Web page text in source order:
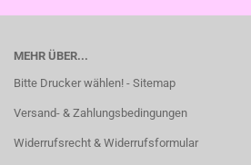
MEHR ÜBER...
Bitte Drucker wählen! - Sitemap
Versand- & Zahlungsbedingungen
Widerrufsrecht & Widerrufsformular